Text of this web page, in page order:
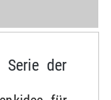
Serie der